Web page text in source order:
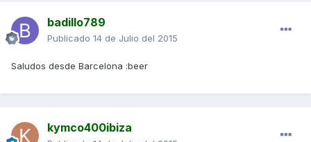
badillo789
Publicado 14 de Julio del 2015
Saludos desde Barcelona :beer
kymco400ibiza